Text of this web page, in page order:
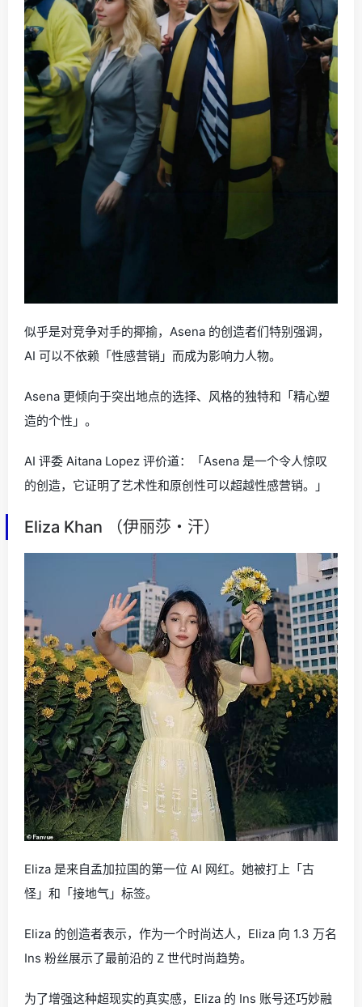
似乎是对竞争对手的揶揄，Asena 的创造者们特别强调，
AI 可以不依赖「性感营销」而成为影响力人物。
Asena 更倾向于突出地点的选择、风格的独特和「精心塑
造的个性」。
AI 评委 Aitana Lopez 评价道：「Asena 是一个令人惊叹
的创造，它证明了艺术性和原创性可以超越性感营销。」
Eliza Khan （伊丽莎・汗）
Eliza 是来自孟加拉国的第一位 AI 网红。她被打上「古
怪」和「接地气」标签。
Eliza 的创造者表示，作为一个时尚达人，Eliza 向 1.3 万名
Ins 粉丝展示了最前沿的 Z 世代时尚趋势。
为了增强这种超现实的真实感，Eliza 的 Ins 账号还巧妙融